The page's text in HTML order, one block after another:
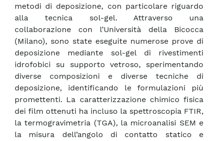
metodi di deposizione, con particolare riguardo
alla tecnica sol-gel. Attraverso una
collaborazione con l’Università della Bicocca
(Milano), sono state eseguite numerose prove di
deposizione mediante sol-gel di rivestimenti
idrofobici su supporto vetroso, sperimentando
diverse composizioni e diverse tecniche di
deposizione, identificando le formulazioni più
promettenti. La caratterizzazione chimico fisica
dei film ottenuti ha incluso la spettroscopia FTIR,
la termogravimetria (TGA), la microanalisi SEM e
la misura dell’angolo di contatto statico e